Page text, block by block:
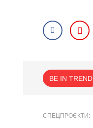
BE IN TREND
СПЕЦПРОЄКТИ